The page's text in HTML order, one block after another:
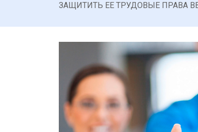
ЗАЩИТИТЬ ЕЕ ТРУДОВЫЕ ПРАВА